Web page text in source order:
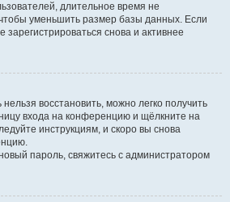
длительное время не
уменьшить размер базы данных. Если
снова и активнее
восстановить, можно легко получить
входа на конференцию и щёлкните на
инструкциям, и скоро вы снова
пароль, свяжитесь с администратором